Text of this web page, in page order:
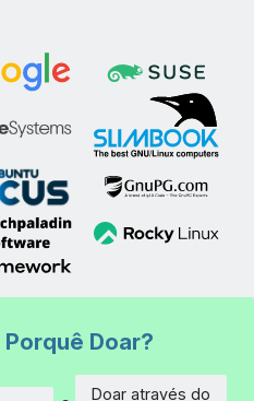
Porquê Doar?
Doar através do